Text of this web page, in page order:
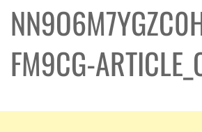
FM9CG-